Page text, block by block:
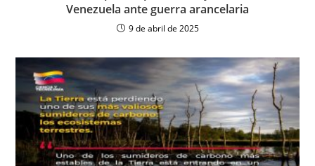
Venezuela ante guerra arancelaria
9 de abril de 2025